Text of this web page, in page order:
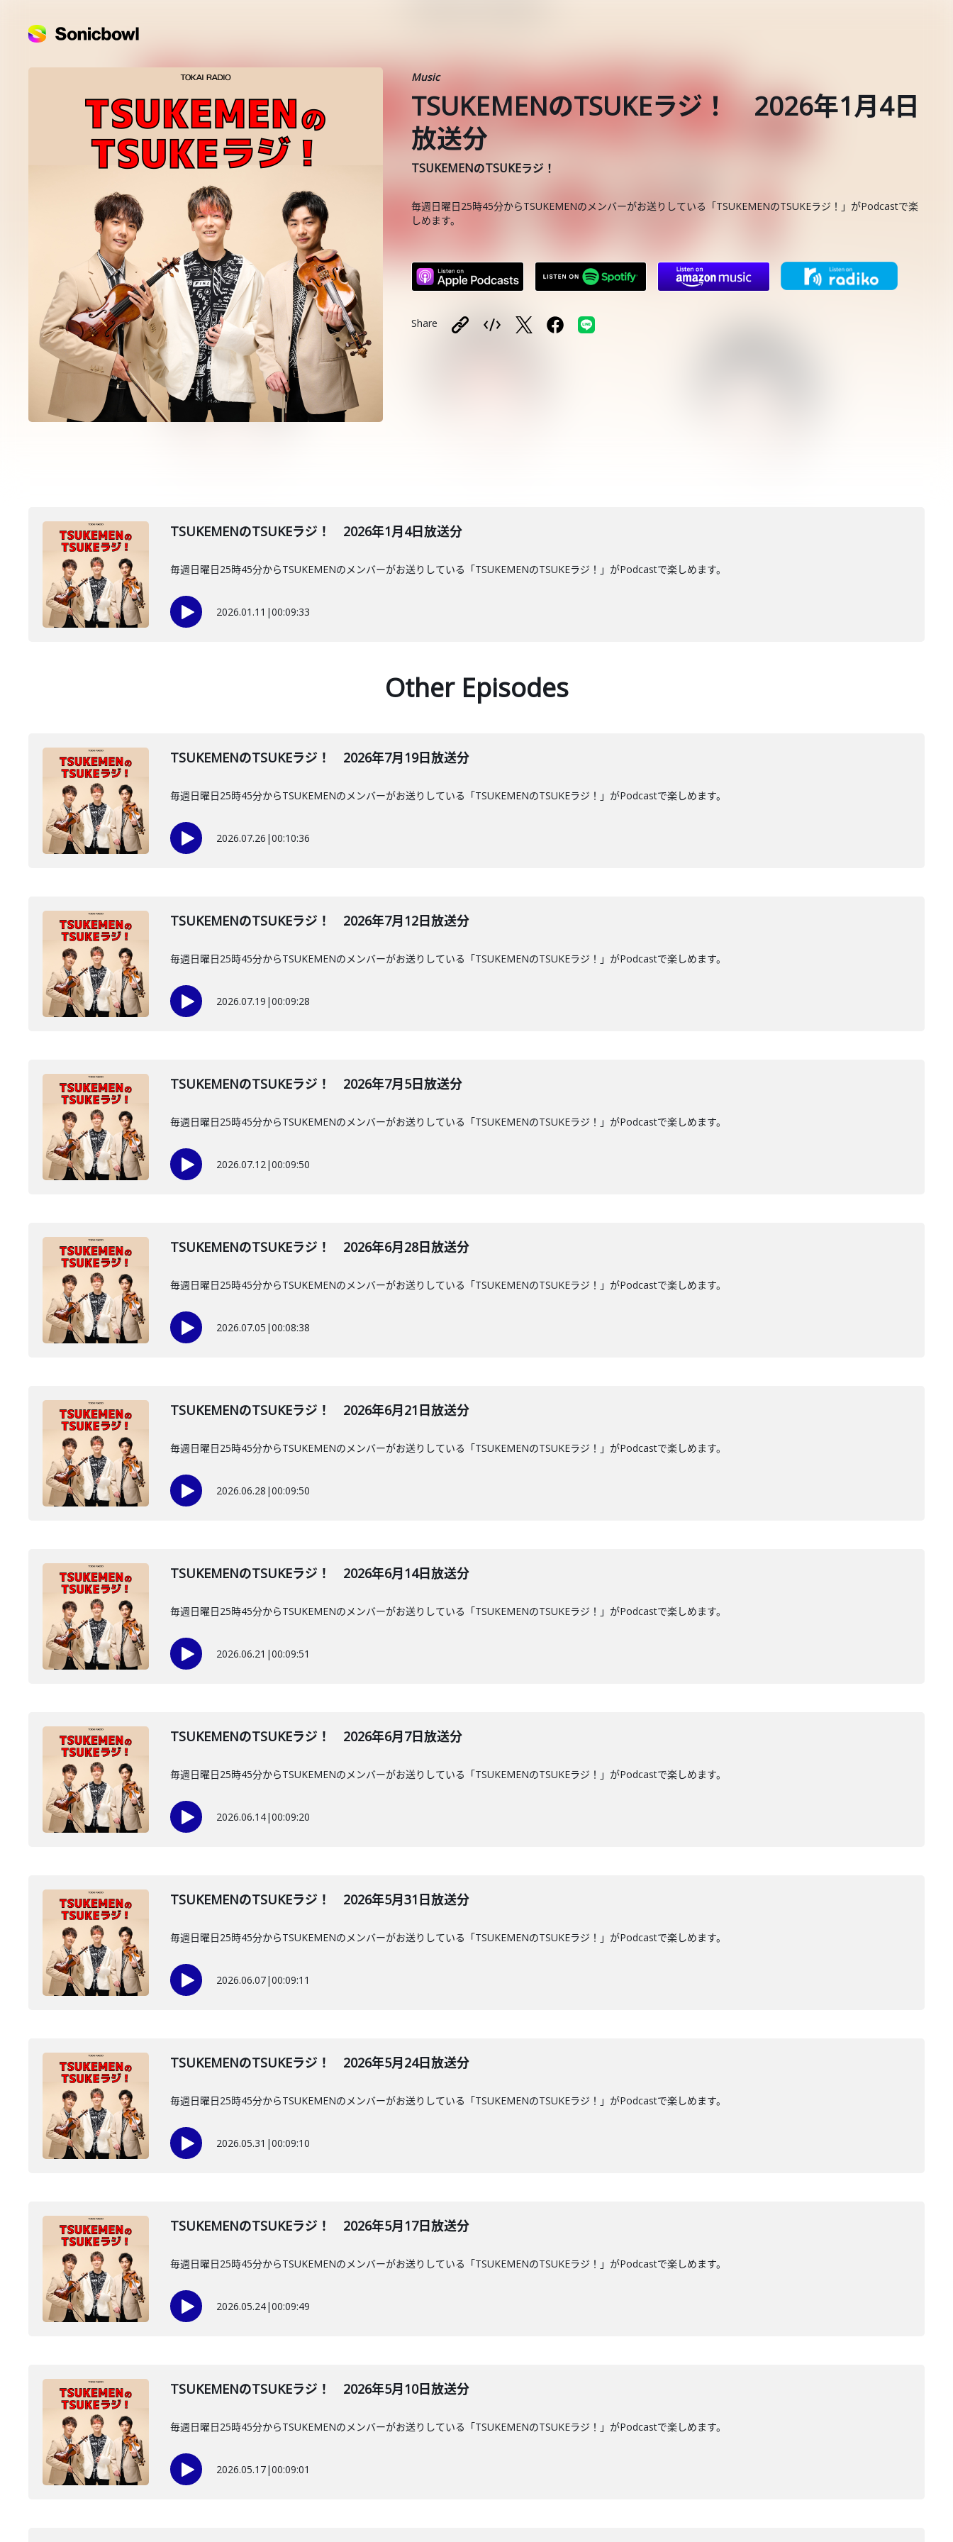
Music
TSUKEMENのTSUKEラジ！ 2026年1月4日
放送分
TSUKEMENのTSUKEラジ！
毎週日曜日25時45分からTSUKEMENのメンバーがお送りしている「TSUKEMENのTSUKEラジ！」がPodcastで楽
しめます。
Share
TSUKEMENのTSUKEラジ！ 2026年1月4日放送分
毎週日曜日25時45分からTSUKEMENのメンバーがお送りしている「TSUKEMENのTSUKEラジ！」がPodcastで楽しめます。
2026.01.11 |00:09:33
Other Episodes
TSUKEMENのTSUKEラジ！ 2026年7月19日放送分
毎週日曜日25時45分からTSUKEMENのメンバーがお送りしている「TSUKEMENのTSUKEラジ！」がPodcastで楽しめます。
2026.07.26 |00:10:36
TSUKEMENのTSUKEラジ！ 2026年7月12日放送分
毎週日曜日25時45分からTSUKEMENのメンバーがお送りしている「TSUKEMENのTSUKEラジ！」がPodcastで楽しめます。
2026.07.19 |00:09:28
TSUKEMENのTSUKEラジ！ 2026年7月5日放送分
毎週日曜日25時45分からTSUKEMENのメンバーがお送りしている「TSUKEMENのTSUKEラジ！」がPodcastで楽しめます。
2026.07.12|00:09:50
TSUKEMENのTSUKEラジ！ 2026年6月28日放送分
毎週日曜日25時45分からTSUKEMENのメンバーがお送りしている「TSUKEMENのTSUKEラジ！」がPodcastで楽しめます。
2026.07.05 |00:08:38
TSUKEMENのTSUKEラジ！ 2026年6月21日放送分
毎週日曜日25時45分からTSUKEMENのメンバーがお送りしている「TSUKEMENのTSUKEラジ！」がPodcastで楽しめます。
2026.06.28 |00:09:50
TSUKEMENのTSUKEラジ！ 2026年6月14日放送分
毎週日曜日25時45分からTSUKEMENのメンバーがお送りしている「TSUKEMENのTSUKEラジ！」がPodcastで楽しめます。
2026.06.21 |00:09:51
TSUKEMENのTSUKEラジ！ 2026年6月7日放送分
毎週日曜日25時45分からTSUKEMENのメンバーがお送りしている「TSUKEMENのTSUKEラジ！」がPodcastで楽しめます。
2026.06.14|00:09:20
TSUKEMENのTSUKEラジ！ 2026年5月31日放送分
毎週日曜日25時45分からTSUKEMENのメンバーがお送りしている「TSUKEMENのTSUKEラジ！」がPodcastで楽しめます。
2026.06.07|00:09:11
TSUKEMENのTSUKEラジ！ 2026年5月24日放送分
毎週日曜日25時45分からTSUKEMENのメンバーがお送りしている「TSUKEMENのTSUKEラジ！」がPodcastで楽しめます。
2026.05.31 |00:09:10
TSUKEMENのTSUKEラジ！ 2026年5月17日放送分
毎週日曜日25時45分からTSUKEMENのメンバーがお送りしている「TSUKEMENのTSUKEラジ！」がPodcastで楽しめます。
2026.05.24|00:09:49
TSUKEMENのTSUKEラジ！ 2026年5月10日放送分
毎週日曜日25時45分からTSUKEMENのメンバーがお送りしている「TSUKEMENのTSUKEラジ！」がPodcastで楽しめます。
2026.05.17|00:09:01